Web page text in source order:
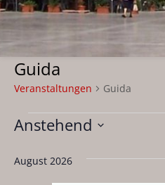
Guida
Veranstaltungen Guida
Veranstaltungen
Anstehend
wählen.
August 2026